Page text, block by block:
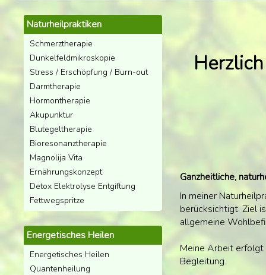
Naturheilpraktiken
Schmerztherapie
Dunkelfeldmikroskopie
Stress / Erschöpfung / Burn-out
Darmtherapie
Hormontherapie
Akupunktur
Blutegeltherapie
Bioresonanztherapie
Magnolija Vita
Ernährungskonzept
Detox Elektrolyse Entgiftung
Fettwegspritze
Energetisches Heilen
Energetisches Heilen
Quantenheilung
Ganzheitliche,
In meiner
berücksichtigt. Ziel
allgemeine
Meine Arbeit erfolgt
Begleitung.